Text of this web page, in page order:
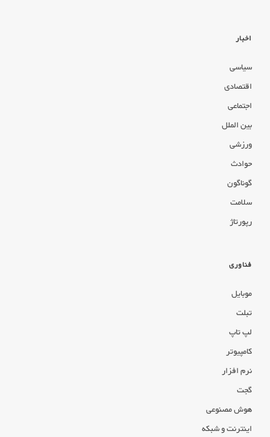
اخبار
سیاسی
اقتصادی
اجتماعی
بین الملل
ورزشی
حوادث
گوناگون
سلامت
رپورتاژ
فناوری
موبایل
تبلت
لپ تاپ
کامپیوتر
نرم افزار
گجت
هوش مصنوعی
اینترنت و شبکه